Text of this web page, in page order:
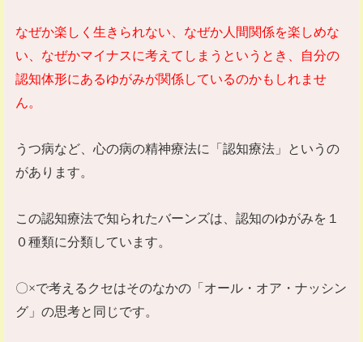
なぜか楽しく生きられない、なぜか人間関係を楽しめな
い、なぜかマイナスに考えてしまうというとき、自分の
認知体形にあるゆがみが関係しているのかもしれませ
ん。
うつ病など、心の病の精神療法に「認知療法」というの
があります。
この認知療法で知られたバーンズは、認知のゆがみを１
０種類に分類しています。
〇×で考えるクセはそのなかの「オール・オア・ナッシン
グ」の思考と同じです。